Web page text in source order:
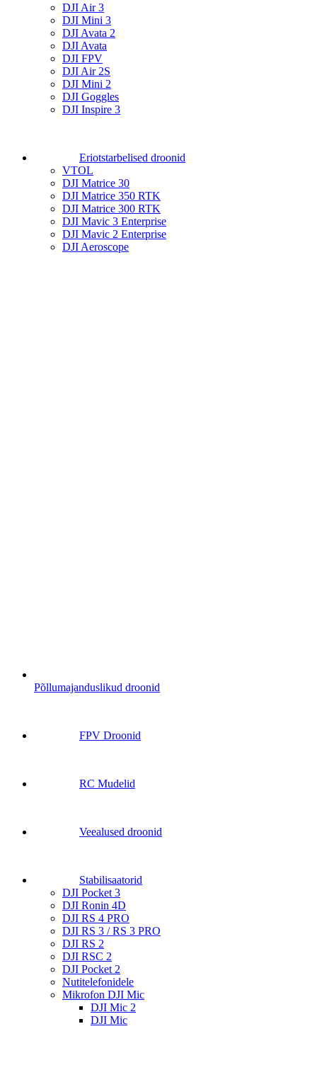
DJI Air 3
DJI Mini 3
DJI Avata 2
DJI Avata
DJI FPV
DJI Air 2S
DJI Mini 2
DJI Goggles
DJI Inspire 3
Eriotstarbelised droonid
VTOL
DJI Matrice 30
DJI Matrice 350 RTK
DJI Matrice 300 RTK
DJI Mavic 3 Enterprise
DJI Mavic 2 Enterprise
DJI Aeroscope
Põllumajanduslikud droonid
FPV Droonid
RC Mudelid
Veealused droonid
Stabilisaatorid
DJI Pocket 3
DJI Ronin 4D
DJI RS 4 PRO
DJI RS 3 / RS 3 PRO
DJI RS 2
DJI RSC 2
DJI Pocket 2
Nutitelefonidele
Mikrofon DJI Mic
DJI Mic 2
DJI Mic